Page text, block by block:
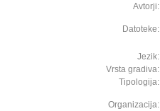
Avtorji:
Datoteke:
Jezik:
Vrsta gradiva:
Tipologija:
Organizacija: